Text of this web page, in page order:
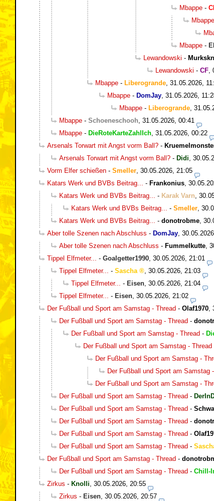
Mbappe -
Mbappe
Mbappe -
Lewandowski -
Lewandowski - CF,
Mbappe - Liberogrande, 31.05.2026,
Mbappe - DomJay, 31.05.2026,
Mbappe - Liberogrande,
Mbappe - Schoeneschooh, 31.05.2026, 00:41
Mbappe - DieRoteKarteZahlIch, 31.05.2026, 00:22
Arsenals Torwart mit Angst vorm Ball? -
Arsenals Torwart mit Angst vorm Ball? - Didi,
Vorm Elfer schießen - Smeller, 30.05.2026, 21:05
Katars Werk und BVBs Beitrag... - Frankonius,
Katars Werk und BVBs Beitrag... - Karak Varn,
Katars Werk und BVBs Beitrag... - Smeller,
Katars Werk und BVBs Beitrag... - donotrobme,
Aber tolle Szenen nach Abschluss - DomJay,
Aber tolle Szenen nach Abschluss - Fummelkutte,
Tippel Elfmeter... - Goalgetter1990, 30.05.2026, 21:01
Tippel Elfmeter... - Sascha , 30.05.2026, 21:03
Tippel Elfmeter... - Eisen, 30.05.2026, 21:04
Tippel Elfmeter... - Eisen, 30.05.2026, 21:02
Der Fußball und Sport am Samstag - Thread - Olaf1970,
Der Fußball und Sport am Samstag - Thread -
Der Fußball und Sport am Samstag - Thread -
Der Fußball und Sport am Samstag - Thread
Der Fußball und Sport am Samstag -
Der Fußball und Sport am Samstag
Der Fußball und Sport am Samstag -
Der Fußball und Sport am Samstag - Thread -
Der Fußball und Sport am Samstag - Thread -
Der Fußball und Sport am Samstag - Thread -
Der Fußball und Sport am Samstag - Thread -
Der Fußball und Sport am Samstag - Thread -
Der Fußball und Sport am Samstag - Thread -
Der Fußball und Sport am Samstag - Thread - Chill-
Zirkus - Knolli, 30.05.2026, 20:55
Zirkus - Eisen, 30.05.2026, 20:57